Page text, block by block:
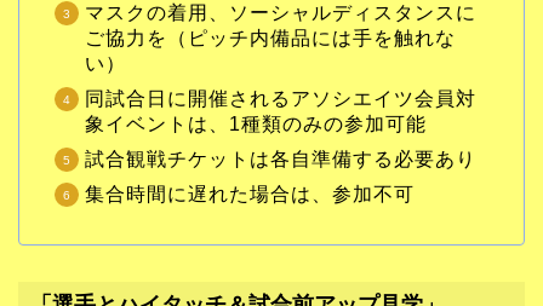
マスクの着用、ソーシャルディスタンスに
ご協力を（ピッチ内備品には手を触れな
い）
同試合日に開催されるアソシエイツ会員対
象イベントは、1種類のみの参加可能
試合観戦チケットは各自準備する必要あり
集合時間に遅れた場合は、参加不可